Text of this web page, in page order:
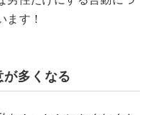
す！
が多くなる